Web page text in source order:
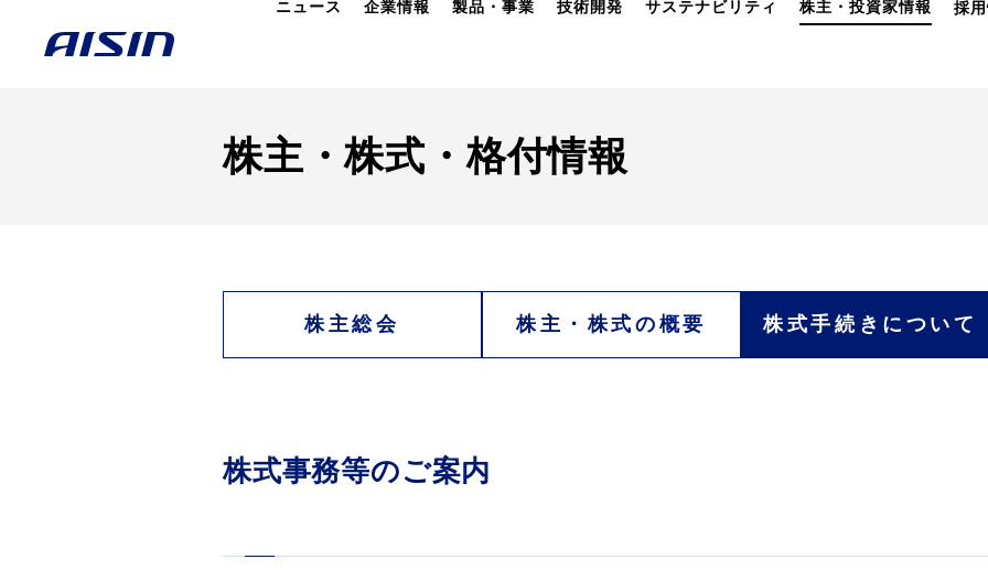
ニュース 企業情報 製品・事業 技術開発 サステナビリティ 株主・投資家情報 採
株主・株式・格付情報
株主総会 株主・株式の概要 株式手続き について
株式事務等のご案内